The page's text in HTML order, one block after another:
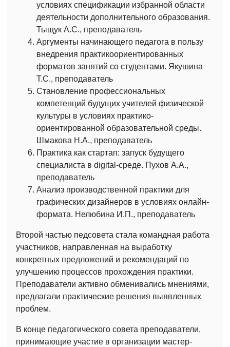
условиях спецификации избранной области
деятельности дополнительного образования.
Тыщук А.С., преподаватель
Аргументы начинающего педагога в пользу
внедрения практикоориентированных
форматов занятий со студентами. Якушина
Т.С., преподаватель
Становление профессиональных
компетенций будущих учителей физической
культуры в условиях практико-
ориентированной образовательной среды.
Шмакова Н.А., преподаватель
Практика как стартап: запуск будущего
специалиста в digital-среде. Пухов А.А.,
преподаватель
Анализ производственной практики для
графических дизайнеров в условиях онлайн-
формата. Нелюбина И.П., преподаватель
Второй частью педсовета стала командная работа
участников, направленная на выработку
конкретных предложений и рекомендаций по
улучшению процессов прохождения практики.
Преподаватели активно обменивались мнениями,
предлагали практические решения выявленных
проблем.
В конце педагогического совета преподаватели,
принимающие участие в организации мастер-